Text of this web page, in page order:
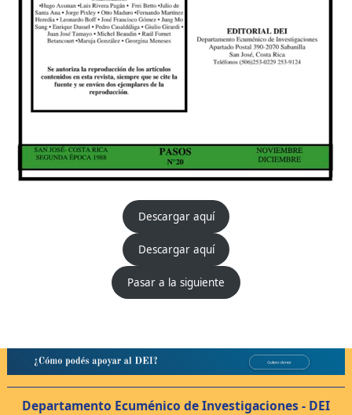
Descargar aquí
Descargar aquí
Pasar a la siguiente
Departamento Ecuménico de Investigaciones - DEI